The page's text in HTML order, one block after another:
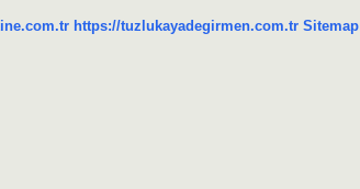
https://tuzlukayadegirmen.com.tr Sitemap